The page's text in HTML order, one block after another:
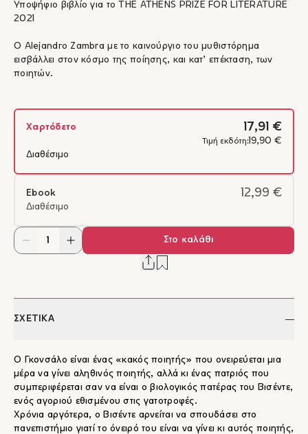
Υποψήφιο βιβλίο για το THE ATHENS PRIZE FOR LITERATURE
2021
Ο Alejandro Zambra με το καινούργιο του μυθιστόρημα
εισβάλλει στον κόσμο της ποίησης, και κατ’ επέκταση, των
ποιητών.
Χαρτόδετο 17,91 €
Τιμή εκδότη: 19,90 €
Διαθέσιμο
Ebook 12,99 €
Διαθέσιμο
Στο καλάθι
ΣΧΕΤΙΚΑ
Ο Γκονσάλο είναι ένας «κακός ποιητής» που ονειρεύεται μια
μέρα να γίνει αληθινός ποιητής, αλλά κι ένας πατριός που
συμπεριφέρεται σαν να είναι ο βιολογικός πατέρας του Βισέντε,
ενός αγοριού εθισμένου στις γατοτροφές.
Χρόνια αργότερα, ο Βισέντε αρνείται να σπουδάσει στο
πανεπιστήμιο γιατί το όνειρό του είναι να γίνει κι αυτός ποιητής,